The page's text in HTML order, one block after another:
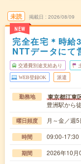
未読
NEW
掲載日 2026/08/09
完全在宅＊時給
NTTデータにて
交通費別途支給あり
WEB登録OK 派遣
勤務地 東京都江東
豊洲駅から
曜日頻度 月～金／週
時間 09:00-17:30
期間 2026年10